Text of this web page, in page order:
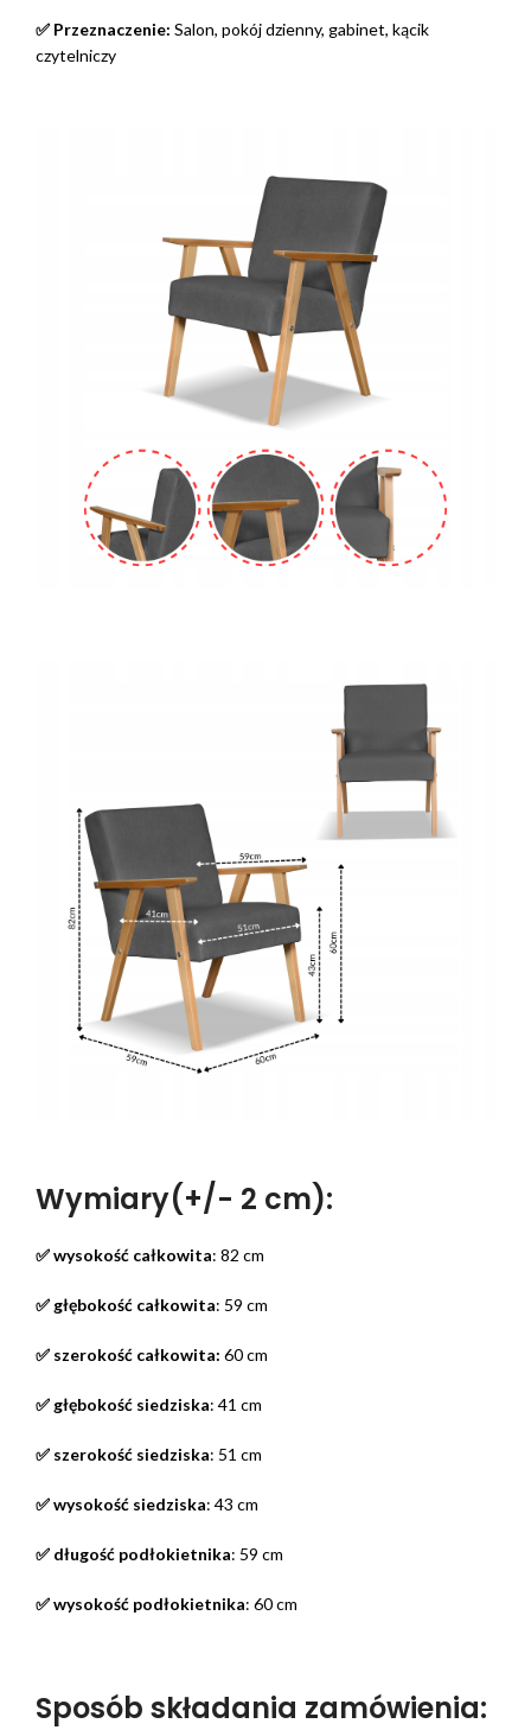
✅ Przeznaczenie: Salon, pokój dzienny, gabinet, kącik
czytelniczy
Wymiary(+/- 2 cm):
✅ wysokość całkowita: 82 cm
✅ głębokość całkowita: 59 cm
✅ szerokość całkowita: 60 cm
✅ głębokość siedziska: 41 cm
✅ szerokość siedziska: 51 cm
✅ wysokość siedziska: 43 cm
✅ długość podłokietnika: 59 cm
✅ wysokość podłokietnika: 60 cm
Sposób składania zamówienia: